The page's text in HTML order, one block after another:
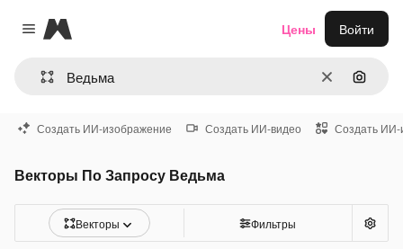
Close menu
Magnific
ОчиститьПоиск
Цены Войти
Создать ИИ-изображение Создать ИИ-видео Создать ИИ-
Векторы По Запросу Ведьма
Векторы Фильтры